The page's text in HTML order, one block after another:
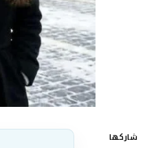
شاركها